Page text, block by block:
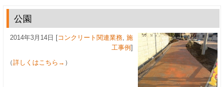
公園
2014年3月14日 [コンクリート関連業務,施
工事例]
（詳しくはこちら→ ）